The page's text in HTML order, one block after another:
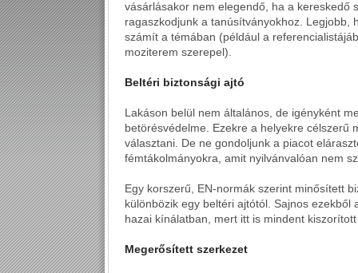
vásárlásakor nem elegendő, ha a kereskedő
ragaszkodjunk a tanúsítványokhoz. Legjobb,
számít a témában (például a
moziterem szerepel).
Beltéri biztonsági ajtó
Lakáson belül nem általános, de igényként
betörésvédelme. Ezekre a helyekre célszerű
választani. De ne gondoljunk a piacot
fémtákolmányokra, amit nyilvánvalóan nem
Egy korszerű, EN-normák szerint minősített
különbözik egy beltéri ajtótól. Sajnos
hazai kínálatban, mert itt is mindent
Megerősített szerkezet